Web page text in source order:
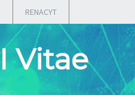
RENACYT
Vitae